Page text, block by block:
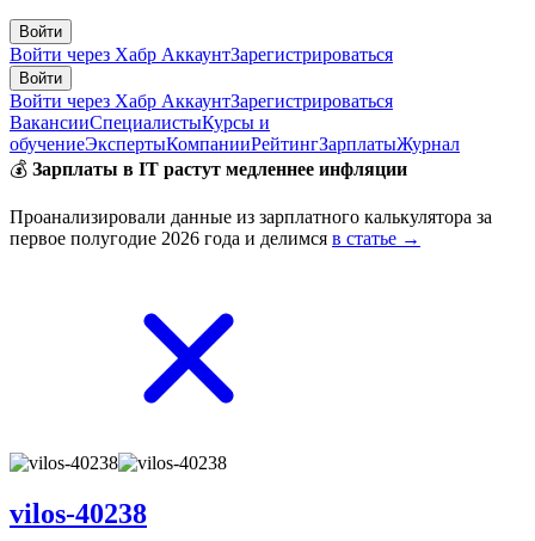
Войти
Войти через Хабр АккаунтЗарегистрироваться
Войти
Войти через Хабр АккаунтЗарегистрироваться
ВакансииСпециалистыКурсы и
обучениеЭкспертыКомпанииРейтингЗарплатыЖурнал
💰 Зарплаты в IT растут медленнее инфляции
Проанализировали данные из зарплатного калькулятора за
первое полугодие 2026 года и делимся в статье →
vilos-40238